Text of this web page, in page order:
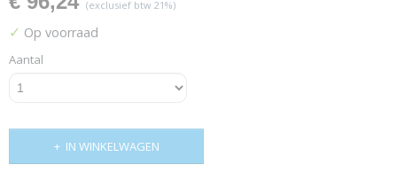
(exclusief btw 21%)
✓ Op voorraad
Aantal
IN WINKELWAGEN